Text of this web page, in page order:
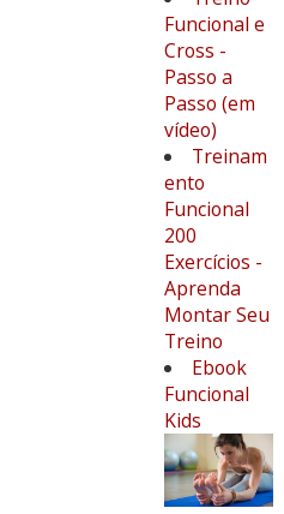
Funcional e
Cross -
Passo a
Passo (em
vídeo)
Treinam
ento
Funcional
200
Exercícios -
Aprenda
Montar Seu
Treino
Ebook
Funcional
Kids